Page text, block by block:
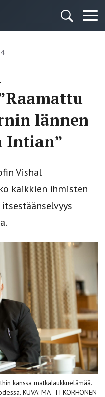
lännen
Intian”
Vishal
kaikkien ihmisten
kanssa matkalaukkuelämää.
KUVA: MATTI KORHONEN